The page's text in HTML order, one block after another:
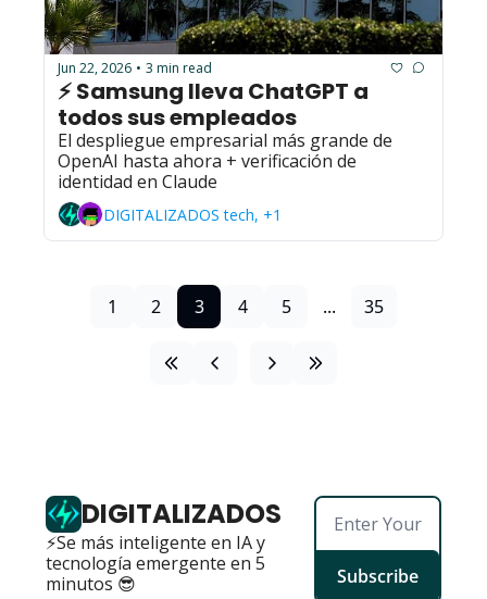
Jun 22, 2026 • 3 min read
⚡ Samsung lleva ChatGPT a
todos sus empleados
El despliegue empresarial más grande de
OpenAI hasta ahora + verificación de
identidad en Claude
DIGITALIZADOS tech, +1
1 2 3 4 5 ... 35
DIGITALIZADOS
⚡Se más inteligente en IA y
tecnología emergente en 5
minutos 😎
Subscribe